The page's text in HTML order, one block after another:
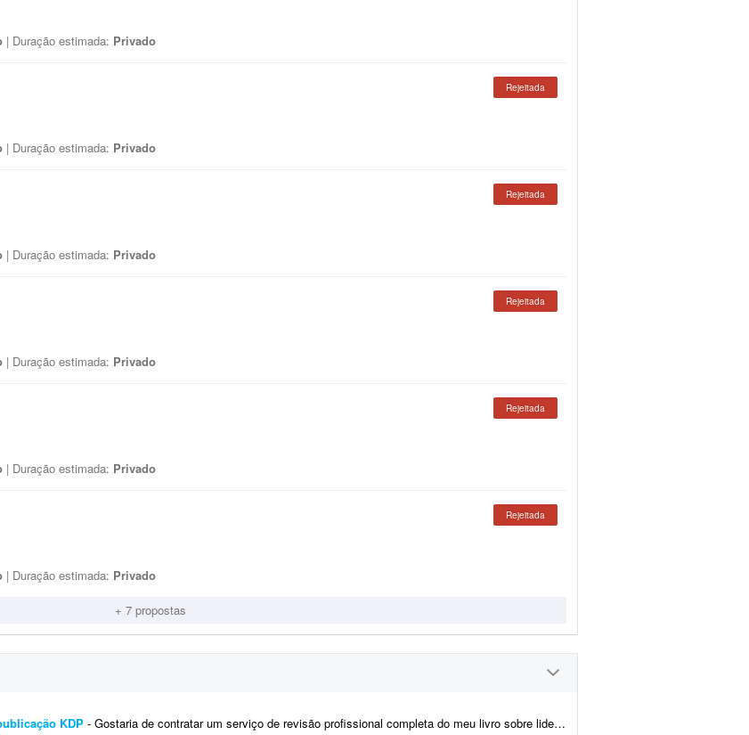
| Duração estimada: Privado
Rejeitada
| Duração estimada: Privado
Rejeitada
| Duração estimada: Privado
Rejeitada
| Duração estimada: Privado
Rejeitada
| Duração estimada: Privado
Rejeitada
| Duração estimada: Privado
+ 7 propostas
KDP - Gostaria de contratar um serviço de revisão profissional completa do meu livro sobre liderança, incluindo todas as correções necessárias de texto, gram&aac...